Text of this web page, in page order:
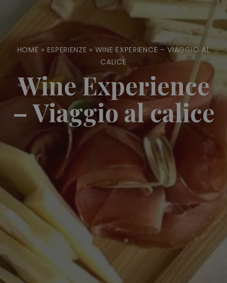
HOME » ESPERIENZE » WINE EXPERIENCE – VIAGGIO AL
CALICE
Wine Experience
– Viaggio al calice